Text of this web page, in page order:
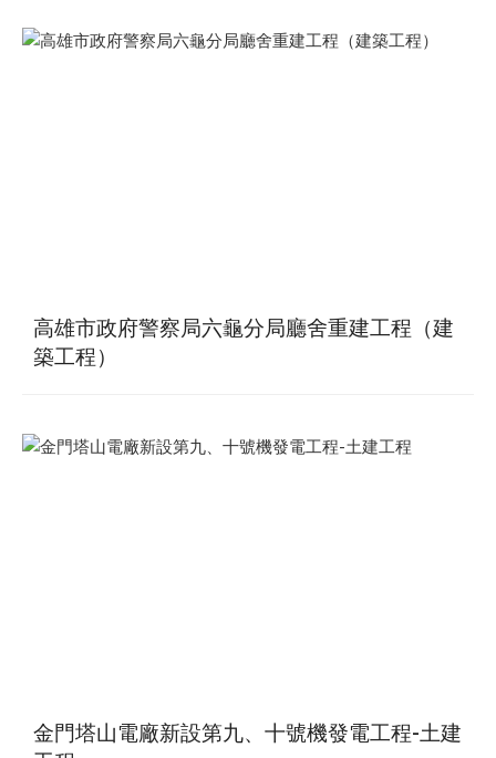
高雄市政府警察局六龜分局廳舍重建工程（建
築工程）
金門塔山電廠新設第九、十號機發電工程-土建